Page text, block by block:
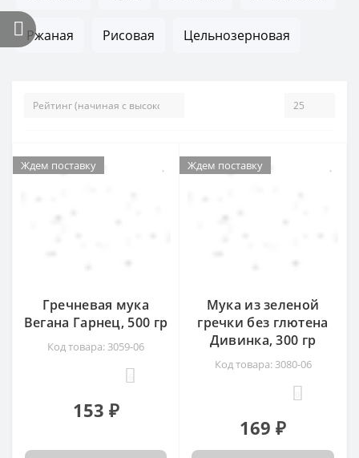
Ржаная Рисовая Цельнозерновая
Ждем поставку
Ждем поставку
Гречневая мука
Вегана Гарнец, 500 гр
Код товара: 3059-06
153 ₽
Ждем поставку
Ждем поставку
Мука из зеленой
гречки без глютена
Дивинка, 300 гр
Код товара: 3080-06
169 ₽